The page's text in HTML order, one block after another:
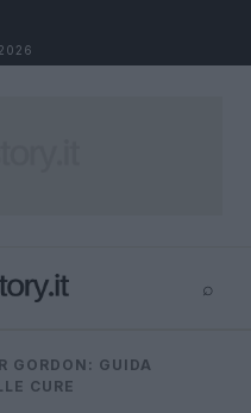
⌕
GORDON: GUIDA
CURE